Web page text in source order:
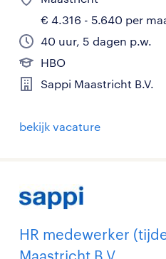
€ 4.316 - 5.640 per
40 uur, 5 dagen p.w.
HBO
Sappi Maastricht B.V.
bekijk vacature
HR medewerker
Maastricht B.V.